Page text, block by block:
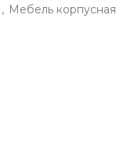
, Мебель корпусная